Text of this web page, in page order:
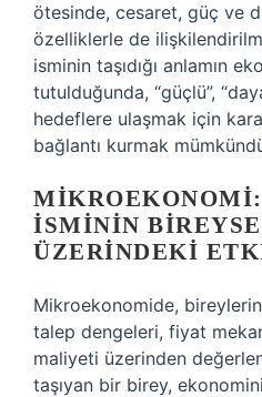
ötesinde, cesaret, güç ve
özelliklerle de
isminin taşıdığı anlamın
tutulduğunda, “güçlü”,
hedeflere ulaşmak için
bağlantı kurmak
İSMININ
ÜZERINDEKI
Mikroekonomide,
talep dengeleri, fiyat
maliyeti üzerinden
taşıyan bir birey,